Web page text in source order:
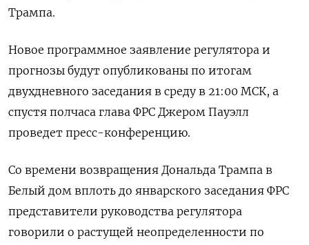
Трампа.
Новое программное заявление регулятора и
прогнозы будут опубликованы по итогам
двухдневного заседания в среду в 21:00 МСК, а
спустя полчаса глава ФРС Джером Пауэлл
проведет пресс-конференцию.
Со времени возвращения Дональда Трампа в
Белый дом вплоть до январского заседания ФРС
представители руководства регулятора
говорили о растущей неопределенности по